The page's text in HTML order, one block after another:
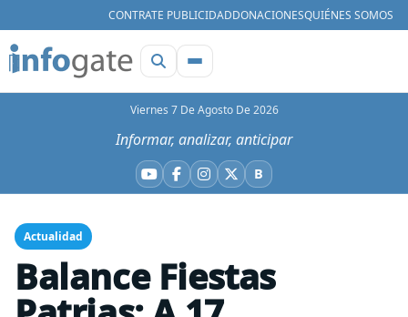
CONTRATE PUBLICIDADDONACIONESQUIÉNES SOMOS
Viernes 7 De Agosto De 2026
Informar, analizar, anticipar
YouTube
Facebook
Instagram
X BBluesky
Actualidad
Balance Fiestas